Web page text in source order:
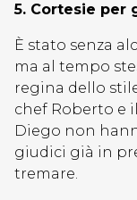
5. Cortesie per
È stato senza
ma al tempo
regina dello
chef Roberto e
Diego non
giudici già in
tremare.